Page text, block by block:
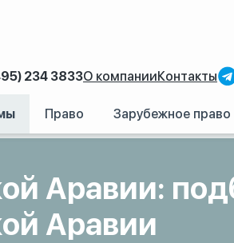
234 3833О компанииКонтакты
Право Зарубежное право
банковского вклада в Саудовской
Аравии:
Аравии